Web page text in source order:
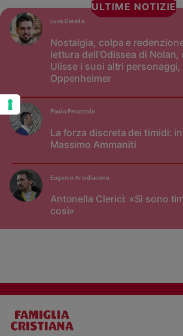
ULTIME NOTIZIE
Nostalgia, colpa e
lettura dell’Odissea di
Ulisse i suoi altri personaggi,
Oppenheimer
Luca Cereda
La forza discreta dei timidi:
Massimo Ammaniti
Paolo Perazzolo
Antonella Clerici: «Sì sono
così»
Eugenio Arcidiacono